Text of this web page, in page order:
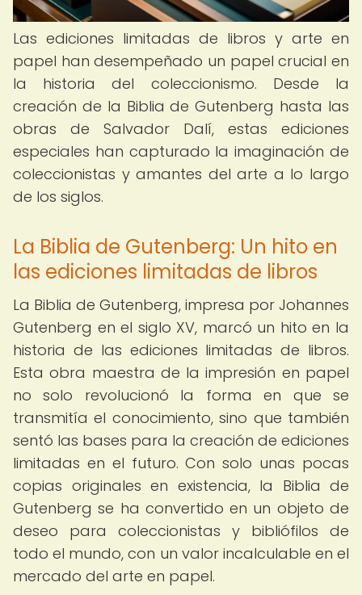
Las ediciones limitadas de libros y arte en
papel han desempeñado un papel crucial en
la historia del coleccionismo. Desde la
creación de la Biblia de Gutenberg hasta las
obras de Salvador Dalí, estas ediciones
especiales han capturado la imaginación de
coleccionistas y amantes del arte a lo largo
de los siglos.
La Biblia de Gutenberg: Un hito en
las ediciones limitadas de libros
La Biblia de Gutenberg, impresa por Johannes
Gutenberg en el siglo XV, marcó un hito en la
historia de las ediciones limitadas de libros.
Esta obra maestra de la impresión en papel
no solo revolucionó la forma en que se
transmitía el conocimiento, sino que también
sentó las bases para la creación de ediciones
limitadas en el futuro. Con solo unas pocas
copias originales en existencia, la Biblia de
Gutenberg se ha convertido en un objeto de
deseo para coleccionistas y bibliófilos de
todo el mundo, con un valor incalculable en el
mercado del arte en papel.